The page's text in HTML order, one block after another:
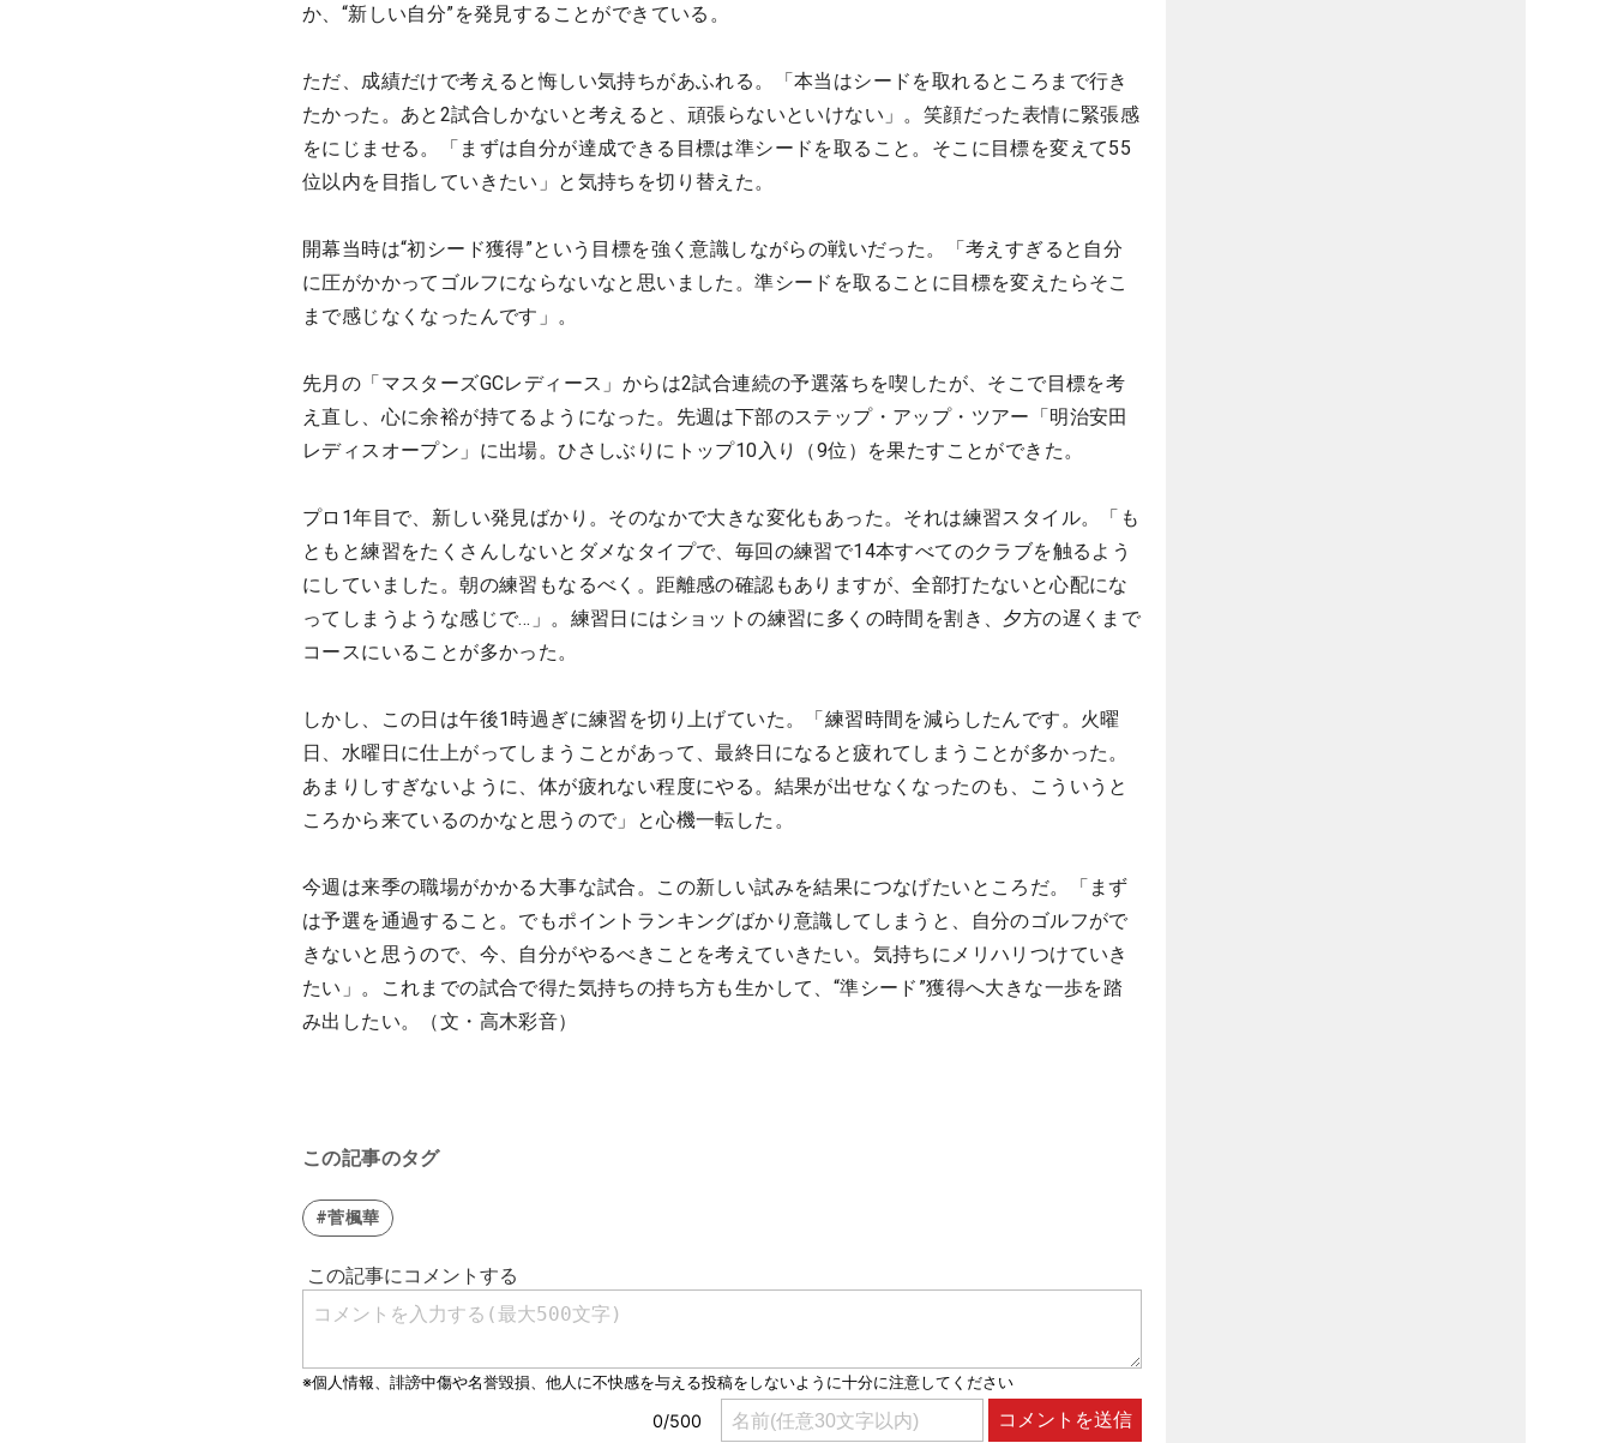
か、“新しい自分”を発見することができている。
ただ、成績だけで考えると悔しい気持ちがあふれる。「本当はシードを取れるところまで行き
たかった。あと2試合しかないと考えると、頑張らないといけない」。笑顔だった表情に緊張感
をにじませる。「まずは自分が達成できる目標は準シードを取ること。そこに目標を変えて55
位以内を目指していきたい」と気持ちを切り替えた。
開幕当時は“初シード獲得”という目標を強く意識しながらの戦いだった。「考えすぎると自分
に圧がかかってゴルフにならないなと思いました。準シードを取ることに目標を変えたらそこ
まで感じなくなったんです」。
先月の「マスターズGCレディース」からは2試合連続の予選落ちを喫したが、そこで目標を考
え直し、心に余裕が持てるようになった。先週は下部のステップ・アップ・ツアー「明治安田
レディスオープン」に出場。ひさしぶりにトップ10入り（9位）を果たすことができた。
プロ1年目で、新しい発見ばかり。そのなかで大きな変化もあった。それは練習スタイル。「も
ともと練習をたくさんしないとダメなタイプで、毎回の練習で14本すべてのクラブを触るよう
にしていました。朝の練習もなるべく。距離感の確認もありますが、全部打たないと心配にな
ってしまうような感じで…」。練習日にはショットの練習に多くの時間を割き、夕方の遅くまで
コースにいることが多かった。
しかし、この日は午後1時過ぎに練習を切り上げていた。「練習時間を減らしたんです。火曜
日、水曜日に仕上がってしまうことがあって、最終日になると疲れてしまうことが多かった。
あまりしすぎないように、体が疲れない程度にやる。結果が出せなくなったのも、こういうと
ころから来ているのかなと思うので」と心機一転した。
今週は来季の職場がかかる大事な試合。この新しい試みを結果につなげたいところだ。「まず
は予選を通過すること。でもポイントランキングばかり意識してしまうと、自分のゴルフがで
きないと思うので、今、自分がやるべきことを考えていきたい。気持ちにメリハリつけていき
たい」。これまでの試合で得た気持ちの持ち方も生かして、“準シード”獲得へ大きな一歩を踏
み出したい。（文・高木彩音）
この記事のタグ
#菅楓華